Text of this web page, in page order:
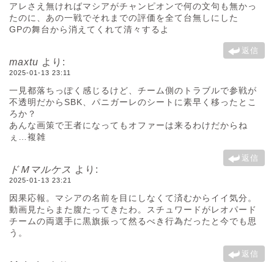
アレさえ無ければマシアがチャンピオンで何の文句も無かっ
たのに、あの一戦でそれまでの評価を全て台無しにした
GPの舞台から消えてくれて清々するよ
返信
maxtu より:
2025-01-13 23:11
一見都落ちっぽく感じるけど、チーム側のトラブルで参戦が
不透明だからSBK、パニガーレのシートに素早く移ったとこ
ろか？
あんな画策で王者になってもオファーは来るわけだからね
ぇ…複雑
返信
ドＭマルケス より:
2025-01-13 23:21
因果応報。マシアの名前を目にしなくて済むからイイ気分。
動画見たらまた腹たってきたわ。スチュワードがレオパード
チームの両選手に黒旗振って然るべき行為だったと今でも思
う。
返信